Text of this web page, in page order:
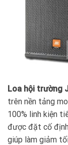
Loa hội trường
trên nền tảng
100% linh kiện
được đặt cố
giúp làm giảm